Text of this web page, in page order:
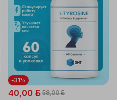
-31%
40,00 ƃ 58,00 ƃ